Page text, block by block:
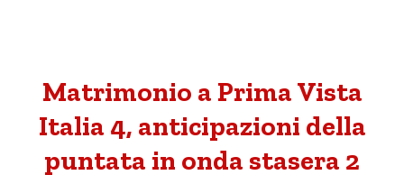
Matrimonio a Prima Vista
Italia 4, anticipazioni della
puntata in onda stasera 2